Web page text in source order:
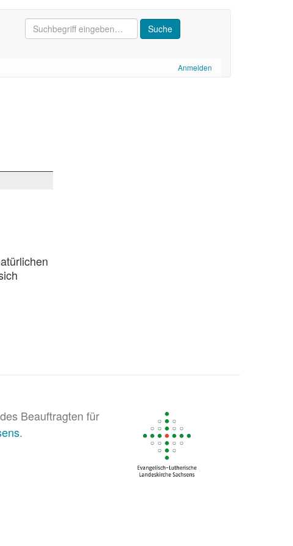
Anmelden
Beauftragten für
.